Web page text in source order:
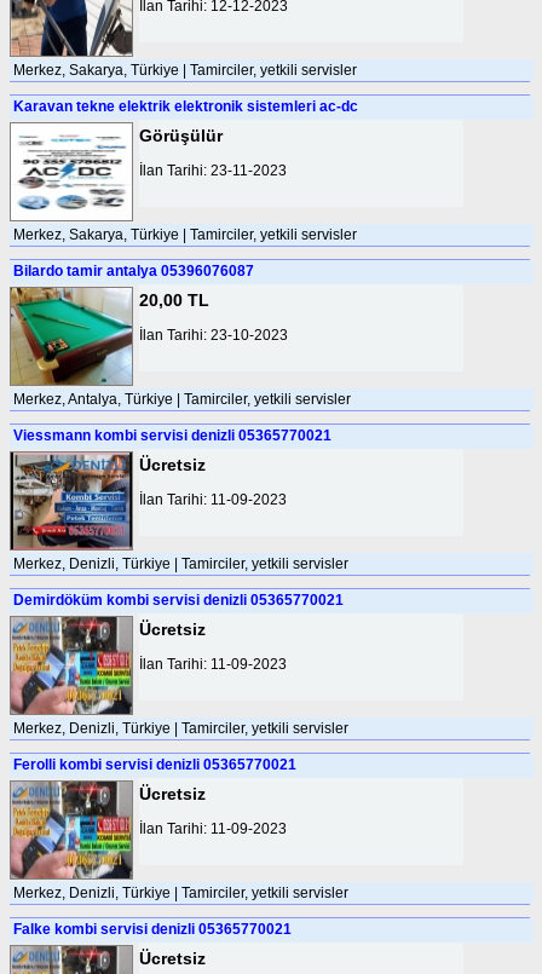
İlan Tarihi: 12-12-2023
Merkez, Sakarya, Türkiye | Tamirciler, yetkili servisler
Karavan tekne elektrik elektronik sistemleri ac-dc
Görüşülür
İlan Tarihi: 23-11-2023
Merkez, Sakarya, Türkiye | Tamirciler, yetkili servisler
Bilardo tamir antalya 05396076087
20,00 TL
İlan Tarihi: 23-10-2023
Merkez, Antalya, Türkiye | Tamirciler, yetkili servisler
Viessmann kombi servisi denizli 05365770021
Ücretsiz
İlan Tarihi: 11-09-2023
Merkez, Denizli, Türkiye | Tamirciler, yetkili servisler
Demirdöküm kombi servisi denizli 05365770021
Ücretsiz
İlan Tarihi: 11-09-2023
Merkez, Denizli, Türkiye | Tamirciler, yetkili servisler
Ferolli kombi servisi denizli 05365770021
Ücretsiz
İlan Tarihi: 11-09-2023
Merkez, Denizli, Türkiye | Tamirciler, yetkili servisler
Falke kombi servisi denizli 05365770021
Ücretsiz